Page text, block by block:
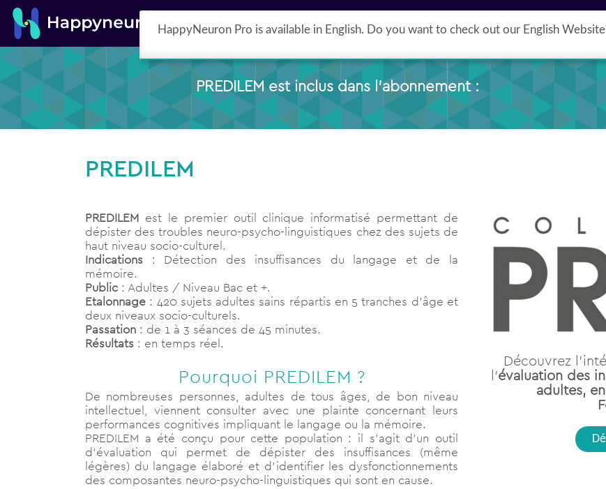
Evidence Formations Ressources gratuites Qui sommes
PREDILEM est inclus dans l’abonnement :
PREDILEM
PREDILEM est le premier outil clinique informatisé permettant de
dépister des troubles neuro-psycho-linguistiques chez des sujets de
haut niveau socio-culturel.
Indications : Détection des insuffisances du langage et de la
mémoire.
Public : Adultes / Niveau Bac et +.
Etalonnage : 420 sujets adultes sains répartis en 5 tranches d’âge et
deux niveaux socio-culturels.
Passation : de 1 à 3 séances de 45 minutes.
Résultats : en temps réel.
Pourquoi PREDILEM ?
De nombreuses personnes, adultes de tous âges, de bon niveau
intellectuel, viennent consulter avec une plainte concernant leurs
performances cognitives impliquant le langage ou la mémoire.
PREDILEM a été conçu pour cette population : il s’agit d’un outil
d’évaluation qui permet de dépister des insuffisances (même
légères) du langage élaboré et d’identifier les dysfonctionnements
des composantes neuro-psycho-linguistiques qui sont en cause.
Découvrez
l’évaluation des
adultes,
HappyNeuron Pro is available in English. Do you want to check out our English